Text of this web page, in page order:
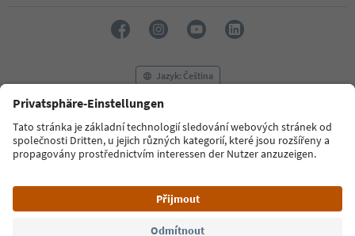
16
17
18
19
21
Jazyk: Čeština
FAQ Kontaktujte nás Tisk
MICE
Zásady ochrany osobních údajů
Podmínky a ujednání
Tiráž
Prohlášení o přístupnosti